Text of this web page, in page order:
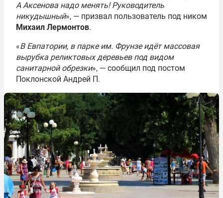
А Аксенова надо менять! Руководитель
никудышный», — призвал пользователь под ником
Михаил Лермонтов.
«В Евпатории, в парке им. Фрунзе идёт массовая
вырубка реликтовых деревьев под видом
санитарной обрезки», — сообщил под постом
Поклонской Андрей П.